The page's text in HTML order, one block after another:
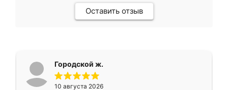
Оставить отзыв
Городской ж.
10 августа 2026